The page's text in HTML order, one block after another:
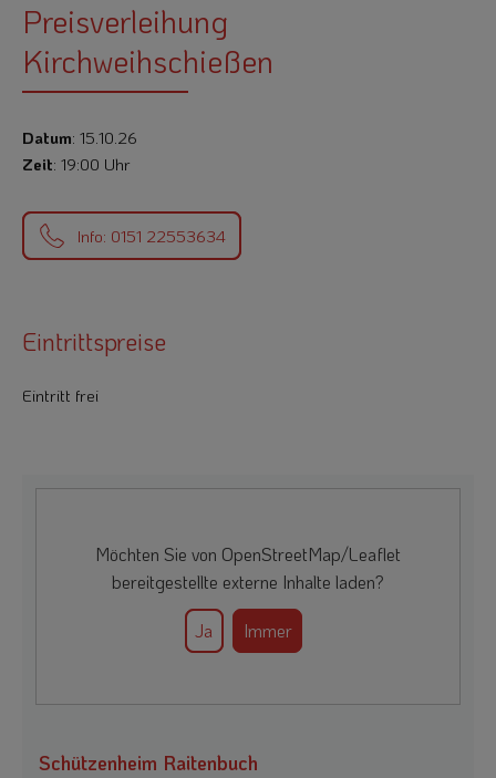
Preisverleihung
Kirchweihschießen
Datum: 15.10.26
Zeit: 19:00 Uhr
Info: 0151 22553634
Eintrittspreise
Eintritt frei
Möchten Sie von OpenStreetMap/Leaflet
bereitgestellte externe Inhalte laden?
Ja Immer
Schützenheim Raitenbuch